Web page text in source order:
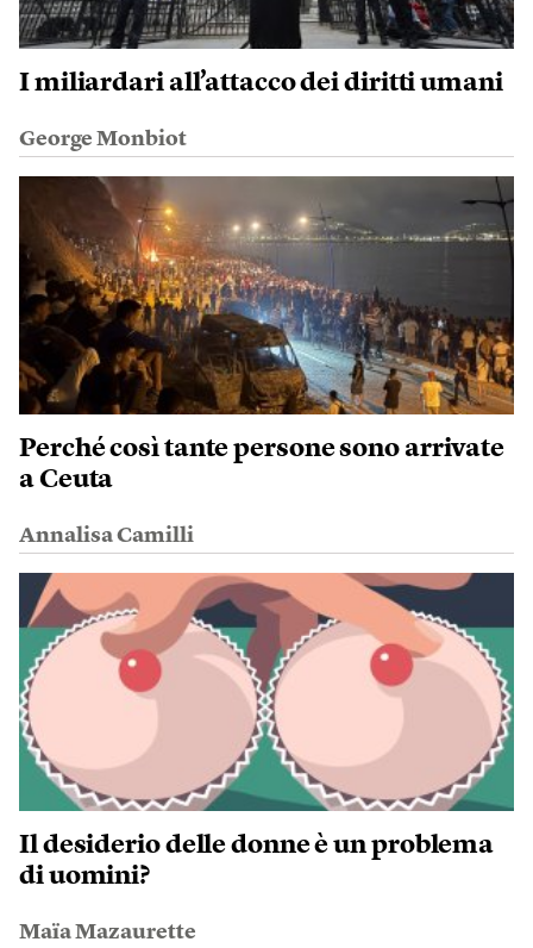
I miliardari all’attacco dei diritti umani
George Monbiot
Perché così tante persone sono arrivate
a Ceuta
Annalisa Camilli
Il desiderio delle donne è un problema
di uomini?
Maïa Mazaurette